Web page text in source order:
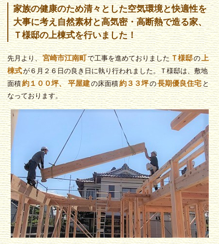
家族の健康のため清々とした空気環境と快適性を
大事に考え自然素材と高気密・高断熱で造る家、
Ｔ様邸の上棟式を行いました！
先月より、宮崎市江南町で工事を進めておりましたＴ様邸の上
棟式が６月２６日の良き日に執り行われました。Ｔ様邸は、敷地
面積約１００坪、 平屋建の床面積約３３坪の長期優良住宅と
なっております。